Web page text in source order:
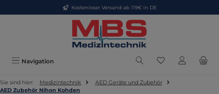
Zum Hauptinhalt springenKostenloser Versand ab 119€ in DE
Navigation Du hast 0
Sie sind hier: Medizintechnik
AED Geräte und Zubehör
AED Zubehör Nihon Kohden